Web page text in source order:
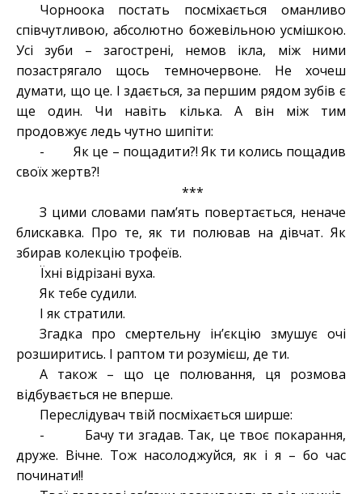
Чорноока постать посміхається оманливо
співчутливою, абсолютно божевільною усмішкою.
Усі зуби – загострені, немов ікла, між ними
позастрягало щось темночервоне. Не хочеш
думати, що це. І здається, за першим рядом зубів є
ще один. Чи навіть кілька. А він між тим
продовжує ледь чутно шипіти:
- Як це – пощадити?! Як ти колись пощадив
своїх жертв?!
***
З цими словами пам’ять повертається, неначе
блискавка. Про те, як ти полював на дівчат. Як
збирав колекцію трофеїв.
Їхні відрізані вуха.
Як тебе судили.
І як стратили.
Згадка про смертельну ін’єкцію змушує очі
розширитись. І раптом ти розумієш, де ти.
А також – що це полювання, ця розмова
відбувається не вперше.
Переслідувач твій посміхається ширше:
- Бачу ти згадав. Так, це твоє покарання,
друже. Вічне. Тож насолоджуйся, як і я – бо час
починати!!